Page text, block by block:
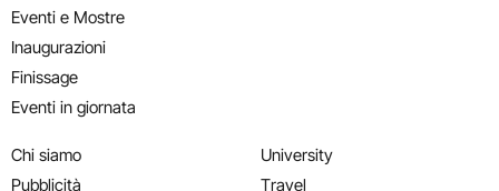
Eventi e Mostre
Inaugurazioni
Finissage
Eventi in giornata
Chi siamo
Pubblicità
University
Travel